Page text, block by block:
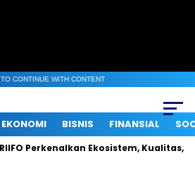
CONTINUE WITH CONTENT
EKONOMI BISNIS FINANSIAL
RIIFO Perkenalkan Ekosistem, Kualitas,